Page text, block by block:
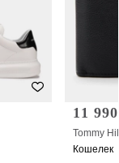
11
Tommy
Кошелек